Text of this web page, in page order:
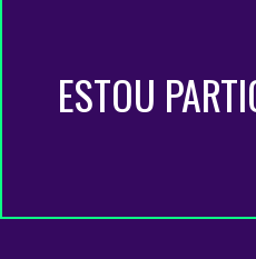
ESTOU